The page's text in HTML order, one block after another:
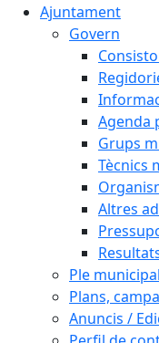
Ajuntament
Govern
Agenda
Grups
Tècnics
Altres
Ple municipal
Plans,
Anuncis /